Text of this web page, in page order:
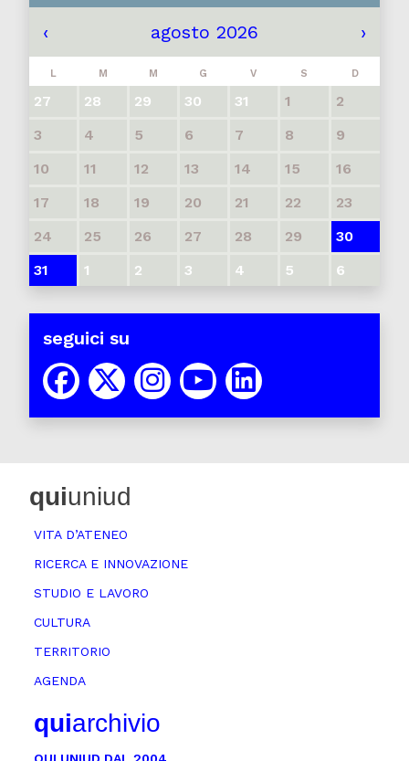
‹ agosto 2026 ›
L M M G V S D
27 28 29 30 31 1
2
3
4 5 6 7 8
9
10
11 12 13 14 15
16
17
18 19 20 21 22
23
24
25 26 27 28 29
30
31
1 2 3 4 5 6
seguici su
quiuniud
VITA D’ATENEO
RICERCA E INNOVAZIONE
STUDIO E LAVORO
CULTURA
TERRITORIO
AGENDA
quiarchivio
QUI UNIUD DAL 2004